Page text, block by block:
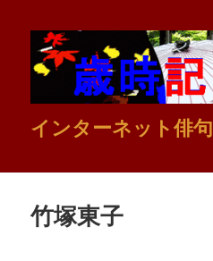
インターネット俳句
竹塚東子